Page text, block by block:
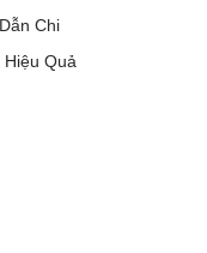
Chi
Quả